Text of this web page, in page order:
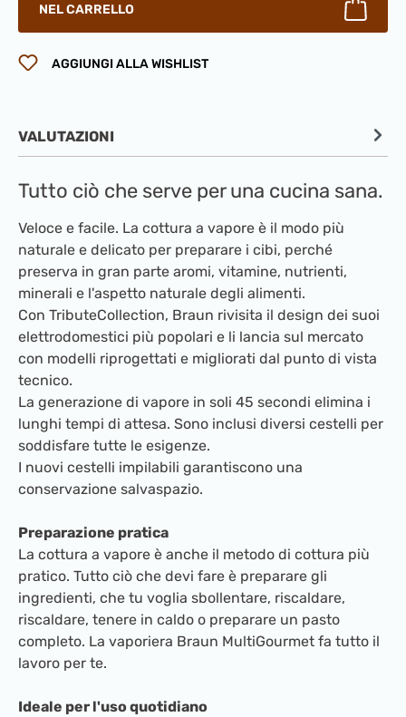
NEL CARRELLO
AGGIUNGI ALLA WISHLIST
VALUTAZIONI
Tutto ciò che serve per una cucina sana.
Veloce e facile. La cottura a vapore è il modo più
naturale e delicato per preparare i cibi, perché
preserva in gran parte aromi, vitamine, nutrienti,
minerali e l'aspetto naturale degli alimenti.
Con TributeCollection, Braun rivisita il design dei suoi
elettrodomestici più popolari e li lancia sul mercato
con modelli riprogettati e migliorati dal punto di vista
tecnico.
La generazione di vapore in soli 45 secondi elimina i
lunghi tempi di attesa. Sono inclusi diversi cestelli per
soddisfare tutte le esigenze.
I nuovi cestelli impilabili garantiscono una
conservazione salvaspazio.
Preparazione pratica
La cottura a vapore è anche il metodo di cottura più
pratico. Tutto ciò che devi fare è preparare gli
ingredienti, che tu voglia sbollentare, riscaldare,
riscaldare, tenere in caldo o preparare un pasto
completo. La vaporiera Braun MultiGourmet fa tutto il
lavoro per te.
Ideale per l'uso quotidiano